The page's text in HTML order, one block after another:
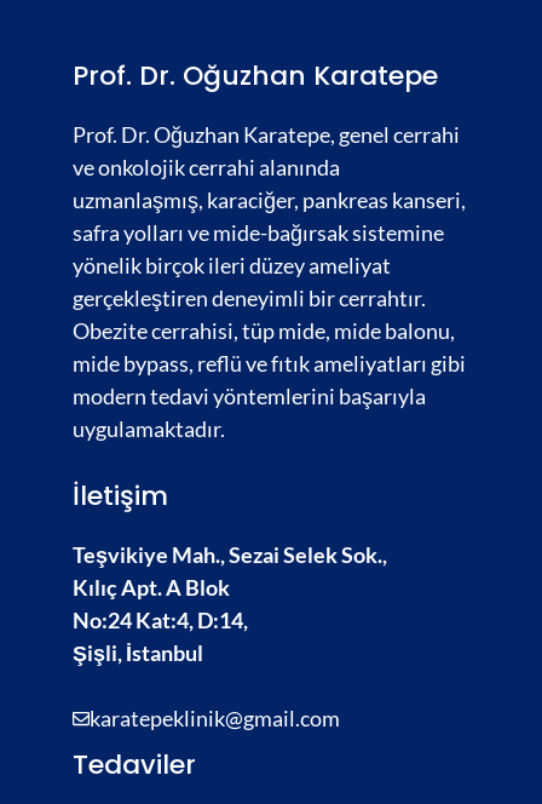
Prof. Dr. Oğuzhan Karatepe
Prof. Dr. Oğuzhan Karatepe, genel cerrahi
ve onkolojik cerrahi alanında
uzmanlaşmış, karaciğer, pankreas kanseri,
safra yolları vemide-bağırsaksistemine
yönelik birçok ileri düzey ameliyat
gerçekleştiren deneyimli bir cerrahtır.
Obezite cerrahisi,tüp mide, mide balonu,
mide bypass, reflü ve fıtık ameliyatları gibi
modern tedavi yöntemlerini başarıyla
uygulamaktadır.
İletişim
Teşvikiye Mah., Sezai Selek Sok.,
Kılıç Apt. A Blok
No:24 Kat:4, D:14,
Şişli, İstanbul
karatepeklinik@gmail.com
Tedaviler